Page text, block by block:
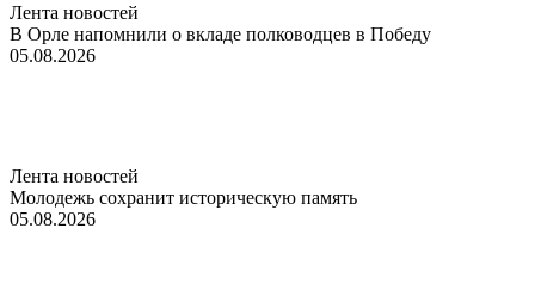
Лента новостей
В Орле напомнили о вкладе полководцев в Победу
05.08.2026
Лента новостей
Молодежь сохранит историческую память
05.08.2026